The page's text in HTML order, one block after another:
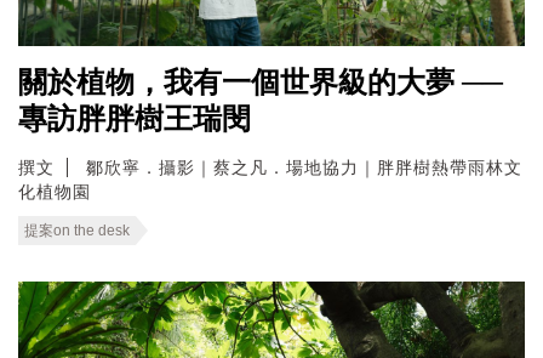
關於植物，我有一個世界級的大夢 ──
專訪胖胖樹王瑞閔
撰文
鄒欣寧．攝影｜蔡之凡．場地協力｜胖胖樹熱帶雨林文
化植物園
提案on the desk